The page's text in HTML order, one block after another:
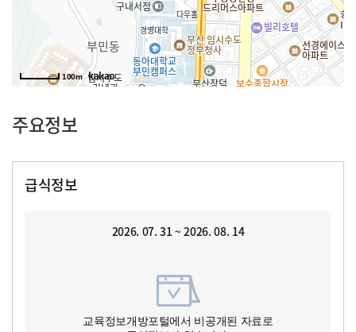
100m
주요정보
급식정보
2026. 07. 31 ~ 2026. 08. 14
교육정보개방포털에서 비공개된 자료로